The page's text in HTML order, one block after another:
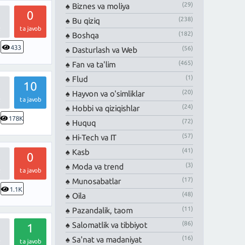
0
ta javob
433
10
ta javob
178K
0
ta javob
1.1K
1
ta javob
Biznes va moliya (29)
Bu qiziq (238)
Boshqa (182)
Dasturlash va Web (56)
Fan va ta'lim (465)
Flud (1)
Hayvon va o'simliklar (20)
Hobbi va qiziqishlar (24)
Huquq (72)
Hi-Tech va IT (57)
Kasb (41)
Moda va trend (3)
Munosabatlar (17)
Oila (48)
Pazandalik, taom (11)
Salomatlik va tibbiyot (86)
Sa'nat va madaniyat (16)